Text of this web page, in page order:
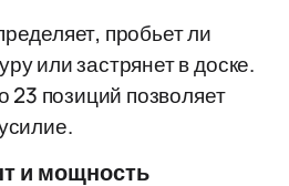
пробьет ли
или застрянет в доске.
23 позиций позволяет
и мощность